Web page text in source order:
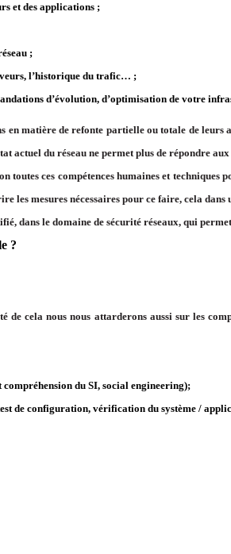
et des applications ;
;
l’historique du trafic… ;
d’évolution, d’optimisation de votre
en matière de refonte partielle ou totale de
actuel du réseau ne permet plus de répondre
ces compétences humaines et
mesures nécessaires pour ce faire, cela dans
dans le domaine de sécurité réseaux, qui
?
cela nous nous attarderons aussi sur les
du SI, social engineering);
de configuration, vérification du système /